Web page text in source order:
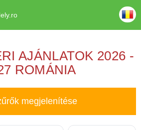
AJÁNLATOK 2026 -
ROMÁNIA
megjelenítése